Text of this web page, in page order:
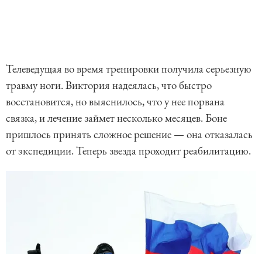
Телеведущая во время тренировки получила серьезную
травму ноги. Виктория надеялась, что быстро
восстановится, но выяснилось, что у нее порвана
связка, и лечение займет несколько месяцев. Боне
пришлось принять сложное решение — она отказалась
от экспедиции. Теперь звезда проходит реабилитацию.